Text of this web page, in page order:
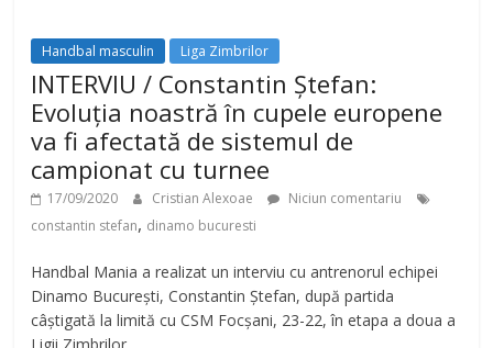
Handbal masculin Liga Zimbrilor
INTERVIU / Constantin Ștefan:
Evoluția noastră în cupele europene
va fi afectată de sistemul de
campionat cu turnee
17/09/2020 Cristian Alexoae
Niciun comentariu
constantin stefan, dinamo bucuresti
Handbal Mania a realizat un interviu cu antrenorul echipei
Dinamo București, Constantin Ștefan, după partida
câștigată la limită cu CSM Focșani, 23-22, în etapa a doua a